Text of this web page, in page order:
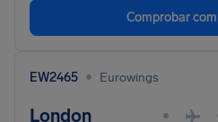
Comprobar
EW2465 • Eurowings
London •